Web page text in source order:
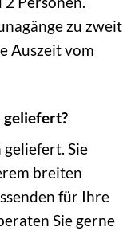
zu zweit
Auszeit vom
geliefert?
geliefert. Sie
breiten
für Ihre
Sie gerne